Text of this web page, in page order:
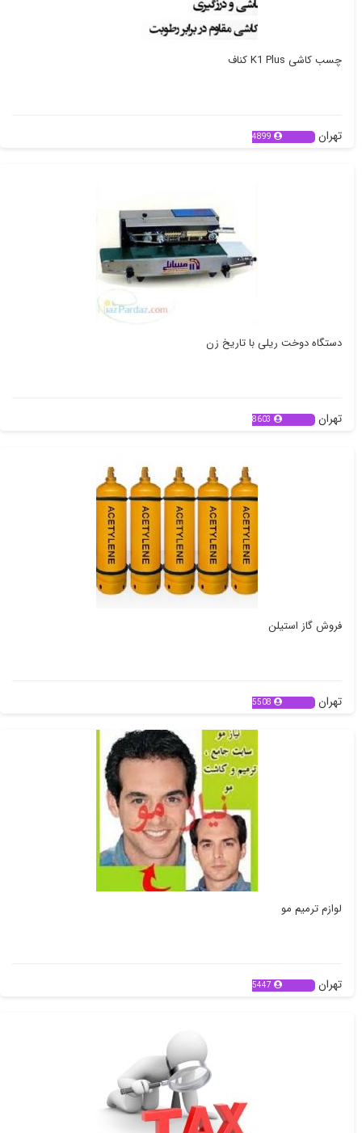
چسب کاشی K1 Plus کناف
تهران 4899
دستگاه دوخت ریلی با تاریخ زن
تهران 8603
فروش گاز استیلن
تهران 5508
لوازم ترمیم مو
تهران 5447